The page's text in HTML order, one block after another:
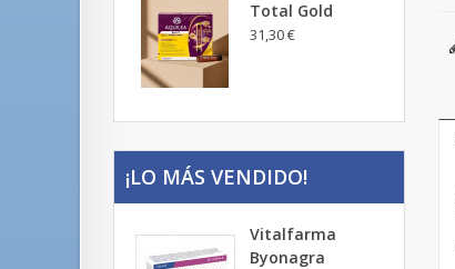
Total Gold
31,30 €
¡LO MÁS VENDIDO!
Vitalfarma
Byonagra